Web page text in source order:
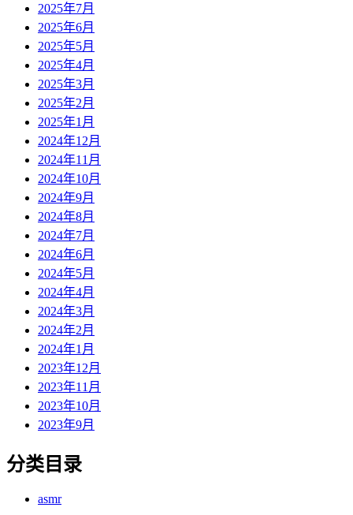
2025年7月
2025年6月
2025年5月
2025年4月
2025年3月
2025年2月
2025年1月
2024年12月
2024年11月
2024年10月
2024年9月
2024年8月
2024年7月
2024年6月
2024年5月
2024年4月
2024年3月
2024年2月
2024年1月
2023年12月
2023年11月
2023年10月
2023年9月
分类目录
asmr